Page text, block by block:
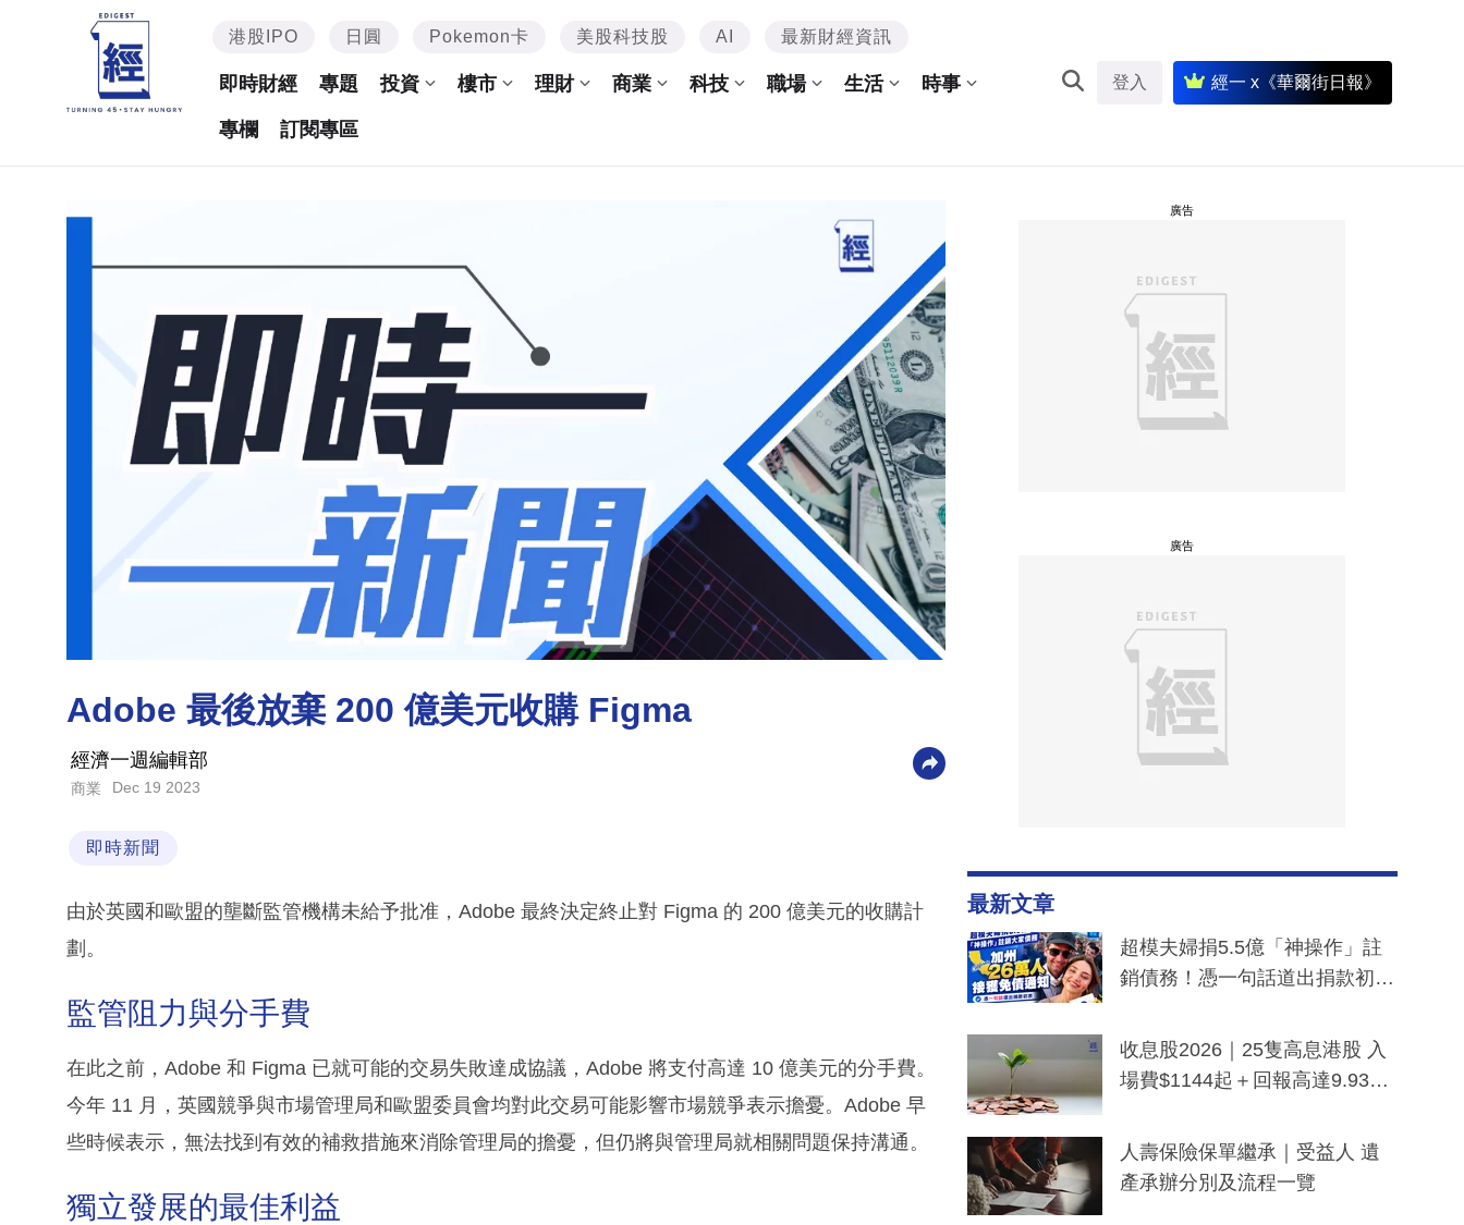
港股IPO 日圓 Pokemon卡 美股科技股 AI 最新財經資訊
即時財經 專題 投資 樓市 理財 商業 科技 職場 生活 時事
專欄 訂閱專區
登入 經一 x《華爾街日報》
Adobe 最後放棄 200 億美元收購 Figma
經濟一週編輯部
商業 Dec 19 2023
即時新聞
由於英國和歐盟的壟斷監管機構未給予批准，Adobe 最終決定終止對 Figma 的 200 億美元的收購計
劃。
監管阻力與分手費
在此之前，Adobe 和 Figma 已就可能的交易失敗達成協議，Adobe 將支付高達 10 億美元的分手費。
今年 11 月，英國競爭與市場管理局和歐盟委員會均對此交易可能影響市場競爭表示擔憂。Adobe 早
些時候表示，無法找到有效的補救措施來消除管理局的擔憂，但仍將與管理局就相關問題保持溝通。
獨立發展的最佳利益
廣告
廣告
最新文章
超模夫婦捐5.5億「神操作」註
銷債務！憑一句話道出捐款初
一度被誤當詐騙手段
收息股2026｜25隻高息港股 入
場費$1144起＋回報高達9.93
人壽保險保單繼承｜受益人 遺
產承辦分別及流程一覽